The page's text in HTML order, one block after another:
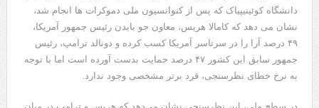
دانشگاه کوئینیپیاک که پس از کنوانسیون ملی دموکرات ها انجام شد،
نشان می دهد که کامالا هریس، معاون جو بایدن رئیس جمهور آمریکا،
۴۹ درصد آرا را در سرتاسر آمریکا کسب کرده و دونالد ترامپ، رئیس
جمهور سابق این کشور ۴۷ درصد حمایت بدست آورده است اما با توجه
به نرخ خطای نظرسنجی، فرد برتر مشخصی وجود ندارد.